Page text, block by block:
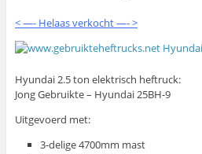
< —- Helaas verkocht —- >
Hyundai 2.5 ton elektrisch heftruck:
Jong Gebruikte – Hyundai 25BH-9
Uitgevoerd met:
3-delige 4700mm mast